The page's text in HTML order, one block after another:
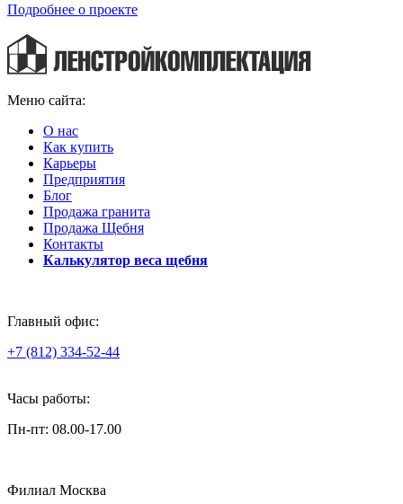
Подробнее о проекте
Меню сайта:
О нас
Как купить
Карьеры
Предприятия
Блог
Продажа гранита
Продажа Щебня
Контакты
Калькулятор веса щебня
Главный офис:
+7 (812) 334-52-44
Часы работы:
Пн-пт: 08.00-17.00
Филиал Москва